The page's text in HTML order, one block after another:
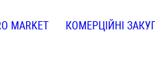
MARKET КОМЕРЦІЙНІ